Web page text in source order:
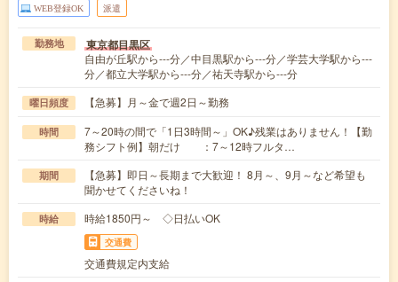
WEB登録OK 派遣
勤務地 東京都目黒区
自由が丘駅から---分／中目黒駅から---分／学芸大学駅から---
分／都立大学駅から---分／祐天寺駅から---分
曜日頻度 【急募】月～金で週2日～勤務
時間
7～20時の間で「1日3時間～」OK♪残業はありません！【勤
務シフト例】朝だけ ：7～12時フルタ…
期間
【急募】即日～長期まで大歓迎！ 8月～、9月～など希望も
聞かせてくださいね！
時給 時給1850円～ ◇日払いOK
交通費
交通費規定内支給